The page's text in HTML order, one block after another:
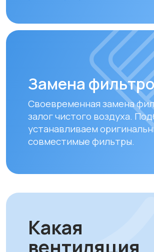
Почему выбирают
ProAir.kz: